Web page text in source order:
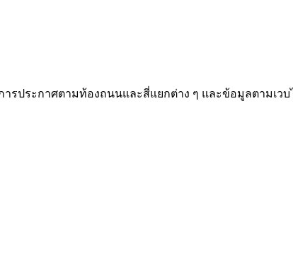
ประกาศตามท้องถนนและสี่แยกต่าง ๆ และข้อมูลตามเว